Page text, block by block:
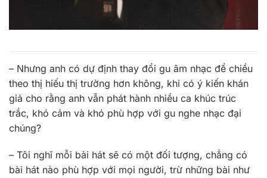
– Nhưng anh có dự định thay đổi gu âm nhạc để chiều
theo thị hiếu thị trường hơn không, khi có ý kiến khán
giả cho rằng anh vẫn phát hành nhiều ca khúc trúc
trắc, khó cảm và khó phù hợp với gu nghe nhạc đại
chúng?
– Tôi nghĩ mỗi bài hát sẽ có một đối tượng, chẳng có
bài hát nào phù hợp với mọi người, trừ những bài như